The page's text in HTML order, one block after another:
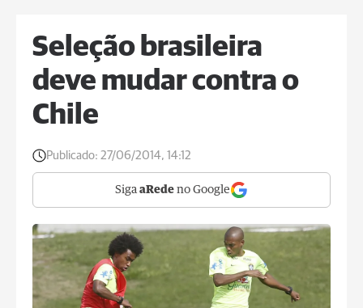
Seleção brasileira
deve mudar contra o
Chile
Publicado: 27/06/2014, 14:12
Siga aRede no Google